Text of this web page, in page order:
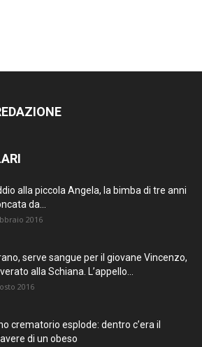
alla piccola Angela, la bimba di tre anni
da...
2016
serve sangue per il giovane Vincenzo,
alla Schiana. L’appello...
2016
crematorio esplode: dentro c’era il
di un obeso